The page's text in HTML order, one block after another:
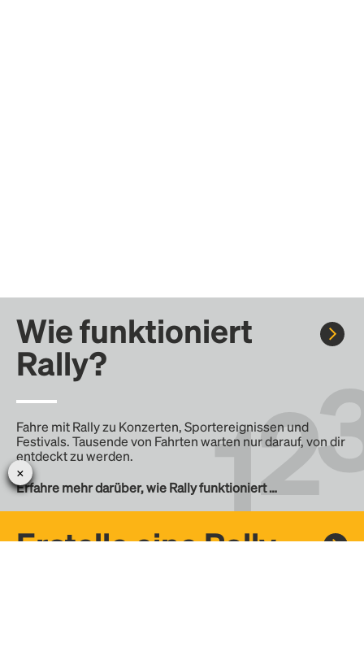
Wie funktioniert
Rally?
Fahre mit Rally zu Konzerten, Sportereignissen und
Festivals. Tausende von Fahrten warten nur darauf, von dir
entdeckt zu werden.
Erfahre mehr darüber, wie Rally funktioniert …
Erstelle eine Rally